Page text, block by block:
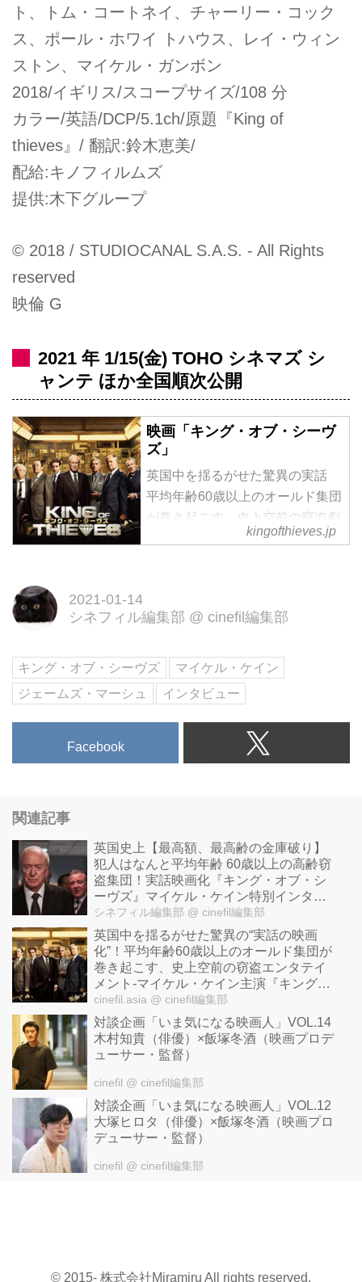
ト、トム・コートネイ、チャーリー・コック
ス、ポール・ホワイ トハウス、レイ・ウィン
ストン、マイケル・ガンボン
2018/イギリス/スコープサイズ/108 分
カラー/英語/DCP/5.1ch/原題『King of
thieves』/ 翻訳:鈴木恵美/
配給:キノフィルムズ
提供:木下グループ
© 2018 / STUDIOCANAL S.A.S. - All Rights
reserved
映倫 G
2021 年 1/15(金) TOHO シネマズ シ
ャンテ ほか全国順次公開
映画「キング・オブ・シーヴ
ズ」
英国中を揺るがせた驚異の実話
平均年齢60歳以上のオールド集団
が巻き起こす、史上空前の窃盗劇
／原題『King of thieves』
kingofthieves.jp
2021-01-14
シネフィル編集部 @ cinefil編集部
キング・オブ・シーヴズ
マイケル・ケイン
ジェームズ・マーシュ
インタビュー
Facebook
関連記事
英国史上【最高額、最高齢の金庫破り】
犯人はなんと平均年齢 60歳以上の高齢窃
盗集団！実話映画化『キング・オブ・シ
ーヴズ』マイケル・ケイン特別インタビ
ュー映像到着！
シネフィル編集部 @ cinefil編集部
英国中を揺るがせた驚異の“実話の映画
化”！平均年齢60歳以上のオールド集団が
巻き起こす、史上空前の窃盗エンタテイ
メント-マイケル・ケイン主演『キング・
オブ・シーヴズ』
cinefil.asia @ cinefil編集部
対談企画「いま気になる映画人」VOL.14
木村知貴（俳優）×飯塚冬酒（映画プロデ
ューサー・監督）
cinefil @ cinefil編集部
対談企画「いま気になる映画人」VOL.12
大塚ヒロタ（俳優）×飯塚冬酒（映画プロ
デューサー・監督）
cinefil @ cinefil編集部
© 2015- 株式会社Miramiru All rights reserved.